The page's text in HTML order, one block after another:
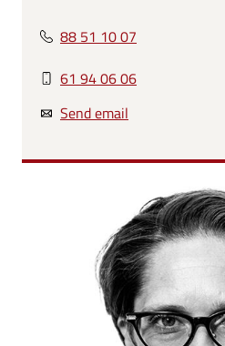
88 51 10 07
61 94 06 06
Send email